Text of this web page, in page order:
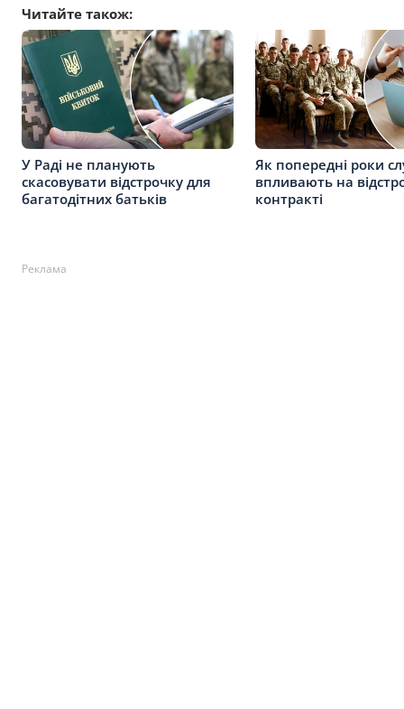
Читайте також:
У Раді не планують
скасовувати відстрочку для
багатодітних батьків
Як попередні роки
впливають на
контракті
Реклама